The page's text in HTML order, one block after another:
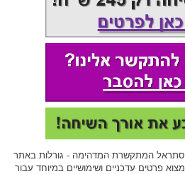
המתקשרת המדהימה - גורלות באתר
פרטים עדכניים ושימושיים במיוחד עבור